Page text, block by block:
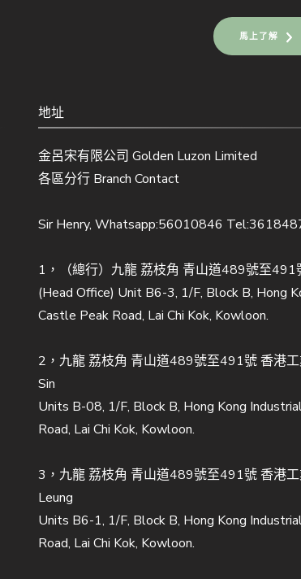
馬上了解
地址
金呂宋有限公司 Golden Luzon Limited
各區分行 Branch Contact
Sir Henry, Whatsapp:56010846
1，（總行）九龍 荔枝角 青山道489號至
(Head Office) Unit B6-3, 1/F, Block B, Hong
Castle Peak Road, Lai Chi Kok, Kowloon.
2，九龍 荔枝角 青山道489號至491號 香港
Sin
Units B-08, 1/F, Block B, Hong Kong
Road, Lai Chi Kok, Kowloon.
3，九龍 荔枝角 青山道489號至491號 香港
Leung
Units B6-1, 1/F, Block B, Hong Kong
Road, Lai Chi Kok, Kowloon.